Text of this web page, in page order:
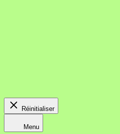
Réinitialiser
Menu